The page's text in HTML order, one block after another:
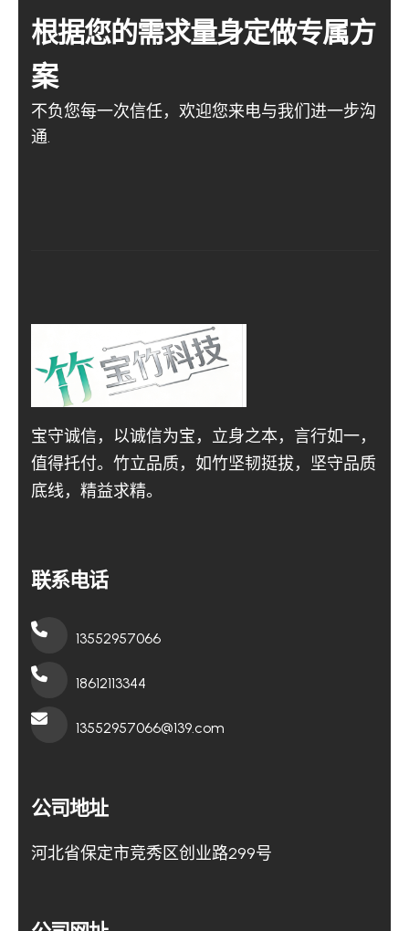
根据您的需求量身定做专属方
案
不负您每一次信任，欢迎您来电与我们进一步沟
通.
宝守诚信，以诚信为宝，立身之本，言行如一，
值得托付。竹立品质，如竹坚韧挺拔，坚守品质
底线，精益求精。
联系电话
13552957066
18612113344
13552957066@139.com
公司地址
河北省保定市竞秀区创业路299号